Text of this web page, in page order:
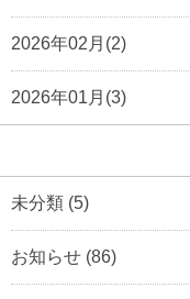
2026年02月(2)
2026年01月(3)
未分類 (5)
お知らせ (86)